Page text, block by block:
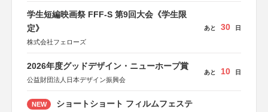
学生短編映画祭 FFF-S 第9回大会《学生限
定》
株式会社フェローズ
あと 30 日
2026年度グッドデザイン・ニューホープ賞
公益財団法人日本デザイン振興会
あと 10 日
NEW
ショートショート フィルムフェステ